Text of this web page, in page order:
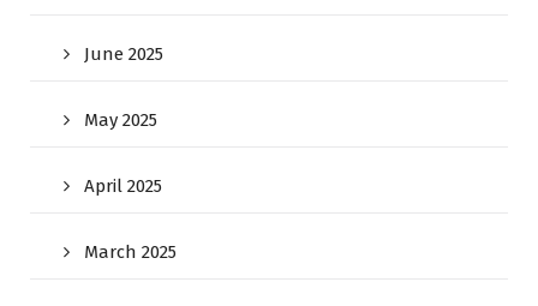
June 2025
May 2025
April 2025
March 2025